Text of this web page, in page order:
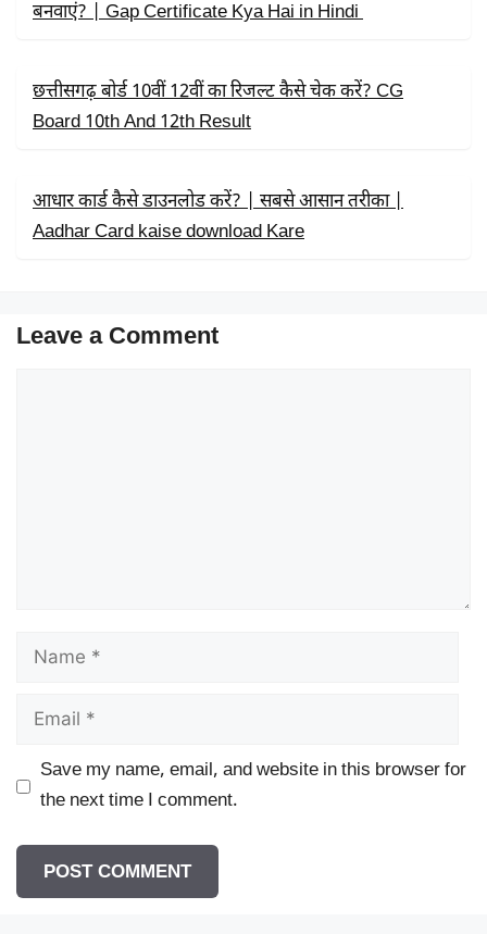
बनवाएं? | Gap Certificate Kya Hai in Hindi
छत्तीसगढ़ बोर्ड 10वीं 12वीं का रिजल्ट कैसे चेक करें? CG
Board 10th And 12th Result
आधार कार्ड कैसे डाउनलोड करें? | सबसे आसान तरीका |
Aadhar Card kaise download Kare
Leave a Comment
Name
Email
Save my name, email, and website in this browser for
the next time I comment.